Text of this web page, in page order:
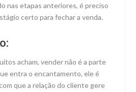
nas etapas anteriores, é preciso
certo para fechar a venda.
acham, vender não é a parte
entra o encantamento, ele é
que a relação do cliente gere